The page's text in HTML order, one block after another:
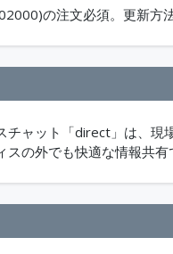
の注文必須。更新方
チャット「direct」は、
の外でも快適な情報共有